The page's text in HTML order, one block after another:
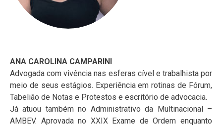
ANA CAROLINA CAMPARINI
Advogada com vivência nas esferas cível e trabalhista por
meio de seus estágios. Experiência em rotinas de Fórum,
Tabelião de Notas e Protestos e escritório de advocacia.
Já atuou também no Administrativo da Multinacional –
AMBEV. Aprovada no XXIX Exame de Ordem enquanto